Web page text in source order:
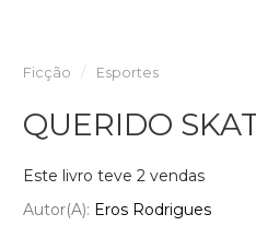
Ficção Esportes
QUERIDO
Este livro teve 2 vendas
Autor(a): Eros Rodrigues